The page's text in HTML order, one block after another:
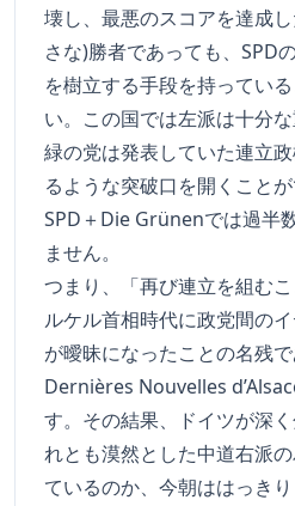
壊し、最悪のスコアを達成
さな)勝者であっても、SPD
を樹立する手段を持ってい
い。この国では左派は十分な
緑の党は発表していた連立
るような突破口を開くことが
SPD＋Die Grünenでは過半
ません。
つまり、「再び連立を組む
ルケル首相時代に政党間の
が曖昧になったことの名残
Dernières Nouvelles
す。その結果、ドイツが深
れとも漠然とした中道右派
ているのか、今朝ははっきり